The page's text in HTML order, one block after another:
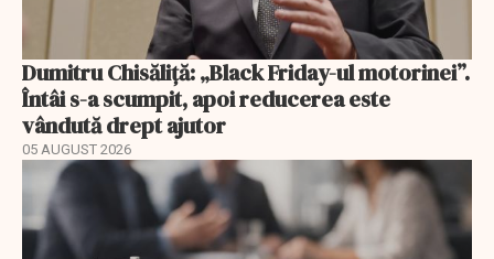
Dumitru Chisăliță: „Black Friday-ul motorinei”.
Întâi s-a scumpit, apoi reducerea este
vândută drept ajutor
05 AUGUST 2026